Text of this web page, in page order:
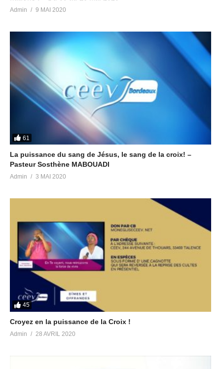
Admin 9 MAI 2020
61
La puissance du sang de Jésus, le sang de la croix! –
Pasteur Sosthène MABOUADI
Admin 3 MAI 2020
45
Croyez en la puissance de la Croix !
Admin 28 AVRIL 2020